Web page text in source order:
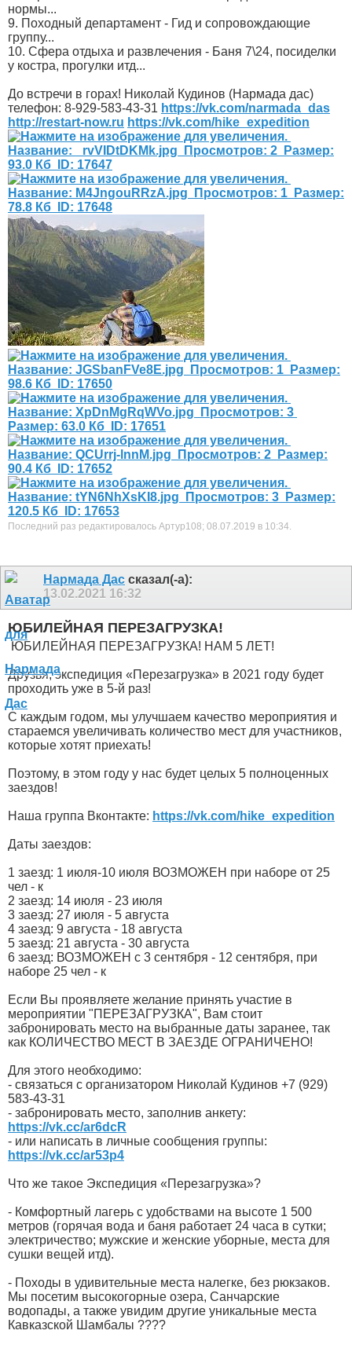
нормы...
9. Походный департамент - Гид и сопровождающие
группу...
10. Сфера отдыха и развлечения - Баня 7\24, посиделки
у костра, прогулки итд...
До встречи в горах! Николай Кудинов (Нармада дас)
телефон: 8-929-583-43-31 https://vk.com/narmada_das
http://restart-now.ru https://vk.com/hike_expedition
Последний раз редактировалось Артур108; 08.07.2019 в 10:34.
Нармада Дас сказал(-а):
13.02.2021 16:32
ЮБИЛЕЙНАЯ ПЕРЕЗАГРУЗКА!
ЮБИЛЕЙНАЯ ПЕРЕЗАГРУЗКА! НАМ 5 ЛЕТ!
Друзья, экспедиция «Перезагрузка» в 2021 году будет
проходить уже в 5-й раз!
С каждым годом, мы улучшаем качество мероприятия и
стараемся увеличивать количество мест для участников,
которые хотят приехать!
Поэтому, в этом году у нас будет целых 5 полноценных
заездов!
Наша группа Вконтакте: https://vk.com/hike_expedition
Даты заездов:
1 заезд: 1 июля-10 июля ВОЗМОЖЕН при наборе от 25
чел - к
2 заезд: 14 июля - 23 июля
3 заезд: 27 июля - 5 августа
4 заезд: 9 августа - 18 августа
5 заезд: 21 августа - 30 августа
6 заезд: ВОЗМОЖЕН с 3 сентября - 12 сентября, при
наборе 25 чел - к
Если Вы проявляете желание принять участие в
мероприятии "ПЕРЕЗАГРУЗКА", Вам стоит
забронировать место на выбранные даты заранее, так
как КОЛИЧЕСТВО МЕСТ В ЗАЕЗДЕ ОГРАНИЧЕНО!
Для этого необходимо:
- связаться с организатором Николай Кудинов +7 (929)
583-43-31
- забронировать место, заполнив анкету:
https://vk.cc/ar6dcR
- или написать в личные сообщения группы:
https://vk.cc/ar53p4
Что же такое Экспедиция «Перезагрузка»?
- Комфортный лагерь с удобствами на высоте 1 500
метров (горячая вода и баня работает 24 часа в сутки;
электричество; мужские и женские уборные, места для
сушки вещей итд).
- Походы в удивительные места налегке, без рюкзаков.
Мы посетим высокогорные озера, Санчарские
водопады, а также увидим другие уникальные места
Кавказской Шамбалы ????